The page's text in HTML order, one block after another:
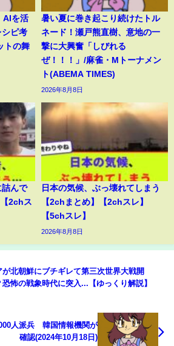
AIを活
シピ考
トの舞
暑い夏に巻き起こり続けたトル
ネード！瀬戸熊直樹、意地の一
撃に大興奮「しびれる
ぜ！！！」/麻雀・Mトーナメン
ト(ABEMA TIMES)
2026年8月8日
詰んで
2chス
日本の気候、ぶっ壊れてしまう
【2chまとめ】【2chスレ】
【5chスレ】
2026年8月8日
が北朝鮮にブチギレて第三次世界大戦開
恐怖の戦象時代に突入...【ゆっくり解説】
人派兵 韓国情報機関が
確認(2024年10月18日)